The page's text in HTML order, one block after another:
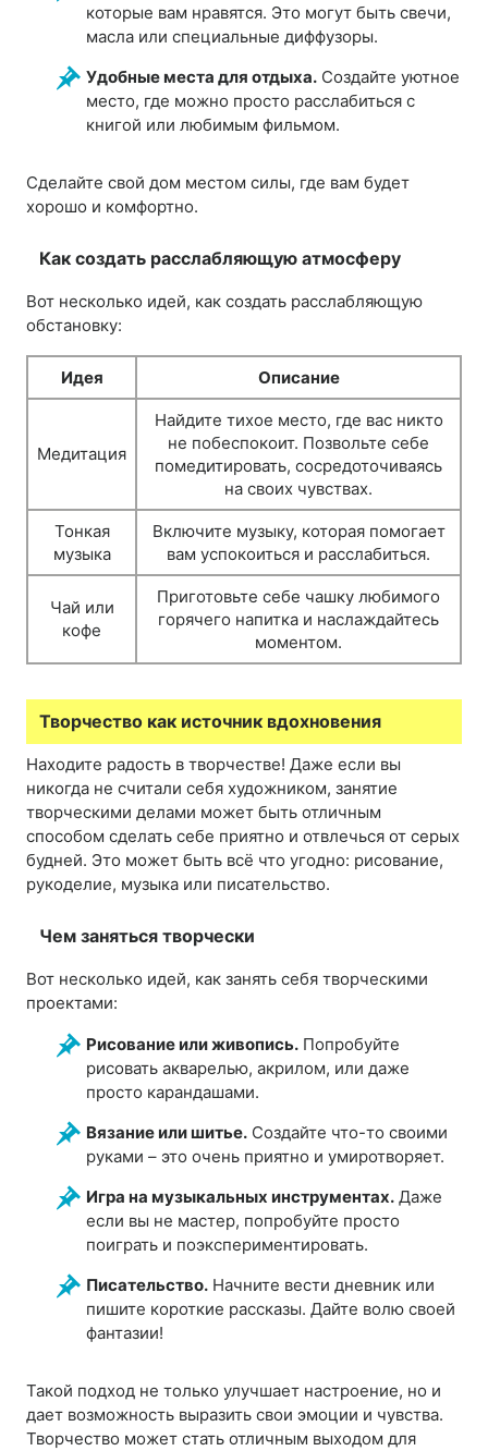
которые вам нравятся. Это могут быть свечи,
масла или специальные диффузоры.
Удобные места для отдыха. Создайте уютное
место, где можно просто расслабиться с
книгой или любимым фильмом.
Сделайте свой дом местом силы, где вам будет
хорошо и комфортно.
Как создать расслабляющую атмосферу
Вот несколько идей, как создать расслабляющую
обстановку:
Идея Описание
Медитация
Найдите тихое место, где вас никто
не побеспокоит. Позвольте себе
помедитировать, сосредоточиваясь
на своих чувствах.
Тонкая
музыка
Включите музыку, которая помогает
вам успокоиться и расслабиться.
Чай или
кофе
Приготовьте себе чашку любимого
горячего напитка и наслаждайтесь
моментом.
Творчество как источник вдохновения
Находите радость в творчестве! Даже если вы
никогда не считали себя художником, занятие
творческими делами может быть отличным
способом сделать себе приятно и отвлечься от серых
будней. Это может быть всё что угодно: рисование,
рукоделие, музыка или писательство.
Чем заняться творчески
Вот несколько идей, как занять себя творческими
проектами:
Рисование или живопись. Попробуйте
рисовать акварелью, акрилом, или даже
просто карандашами.
Вязание или шитье. Создайте что-то своими
руками – это очень приятно и умиротворяет.
Игра на музыкальных инструментах. Даже
если вы не мастер, попробуйте просто
поиграть и поэкспериментировать.
Писательство. Начните вести дневник или
пишите короткие рассказы. Дайте волю своей
фантазии!
Такой подход не только улучшает настроение, но и
дает возможность выразить свои эмоции и чувства.
Творчество может стать отличным выходом для